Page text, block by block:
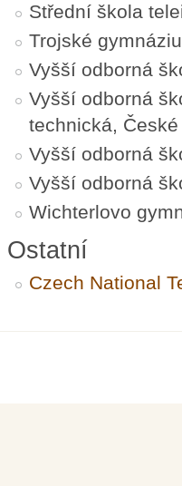
Střední škola
Trojské
Vyšší odborná
Vyšší odborná
technická,
Vyšší odborná
Vyšší odborná
Wichterlovo
Ostatní
Czech National